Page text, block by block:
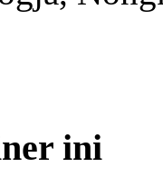
ini